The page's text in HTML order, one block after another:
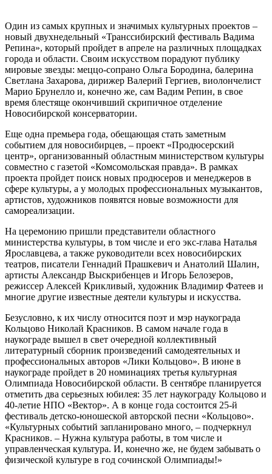
Один из самых крупных и значимых культурных проектов –
новый двухнедельный «Транссибирский фестиваль Вадима
Репина», который пройдет в апреле на различных площадках
города и области. Своим искусством порадуют публику
мировые звезды: меццо-сопрано Ольга Бородина, балерина
Светлана Захарова, дирижер Валерий Гергиев, виолончелист
Марио Брунелло и, конечно же, сам Вадим Репин, в свое
время блестяще окончивший скрипичное отделение
Новосибирской консерватории.
Еще одна премьера года, обещающая стать заметным
событием для новосибирцев, – проект «Продюсерский
центр», организованный областным министерством культуры
совместно с газетой «Комсомольская правда». В рамках
проекта пройдет поиск новых продюсеров и менеджеров в
сфере культуры, а у молодых профессиональных музыкантов,
артистов, художников появятся новые возможности для
самореализации.
На церемонию пришли представители областного
министерства культуры, в том числе и его экс-глава Наталья
Ярославцева, а также руководители всех новосибирских
театров, писатели Геннадий Прашкевич и Анатолий Шалин,
артисты Александр Выскрибенцев и Игорь Белозеров,
режиссер Алексей Крикливый, художник Владимир Фатеев и
многие другие известные деятели культуры и искусства.
Безусловно, к их числу относится поэт и мэр наукограда
Кольцово Николай Красников. В самом начале года в
наукограде вышел в свет очередной коллективный
литературный сборник произведений самодеятельных и
профессиональных авторов «Лики Кольцово». В июне в
наукограде пройдет в 20 номинациях третья культурная
Олимпиада Новосибирской области. В сентябре планируется
отметить два серьезных юбилея: 35 лет наукограду Кольцово и
40-летие НПО «Вектор». А в конце года состоится 25-й
фестиваль детско-юношеской авторской песни «Кольцово».
«Культурных событий запланировано много, – подчеркнул
Красников. – Нужна культура работы, в том числе и
управленческая культура. И, конечно же, не будем забывать о
физической культуре в год сочинской Олимпиады!»